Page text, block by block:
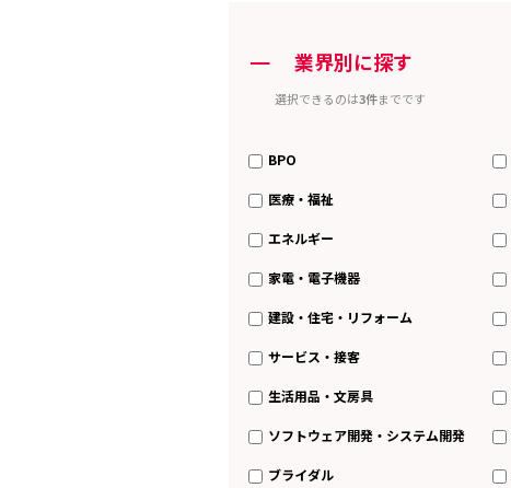
ー 業界別に探す
選択できるのは3件までです
BPO
医療・福祉
エネルギー
家電・電子機器
建設・住宅・リフォーム
サービス・接客
生活用品・文房具
ソフトウェア開発・システム開発
ブライダル